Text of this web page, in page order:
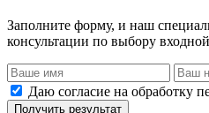
Заполните форму, и наш
консультации по выбору
Даю согласие на обработку
Получить результат